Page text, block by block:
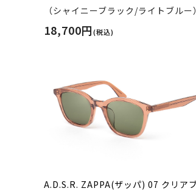
（シャイニーブラック/ライトブルー）
18,700円(税込)
A.D.S.R. ZAPPA(ザッパ) 07 クリア